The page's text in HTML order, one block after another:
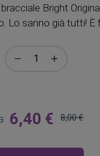
Bright
Lo sanno già tutti!
6,40 €
Prezzo
8,00 €